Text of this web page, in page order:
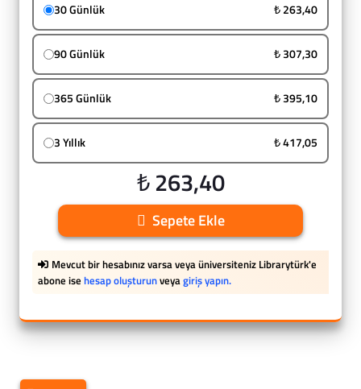
30 Günlük ₺ 263,40
90 Günlük ₺ 307,30
365 Günlük ₺ 395,10
3 Yıllık ₺ 417,05
₺ 263,40
Sepete Ekle
Mevcut bir hesabınız varsa veya üniversiteniz Librarytürk'e
abone ise hesap oluşturunveyagiriş yapın.